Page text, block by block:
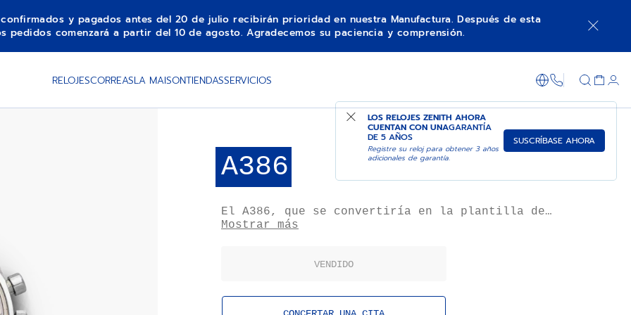
y pagados antes del 20 de julio recibirán prioridad en nuestra Manufactura. Después de esta
pedidos comenzará a partir del 10 de agosto. Agradecemos su paciencia y comprensión.
RELOJESCORREASLA MAISONTIENDASSERVICIOS +800 36 00
LOS RELOJES ZENITH AHORA
CUENTAN CON UNAGARANTÍA
DE 5 AÑOS
Registre su reloj para obtener 3 años
adicionales de garantía.
SUSCRÍBASE AHORA
A386
El A386, que se convertiría en la plantilla de
la línea CHRONOMASTER de ZENITH, se presentó en
contadores de cronógrafo tricolor y su escala
Mostrar más
VENDIDO